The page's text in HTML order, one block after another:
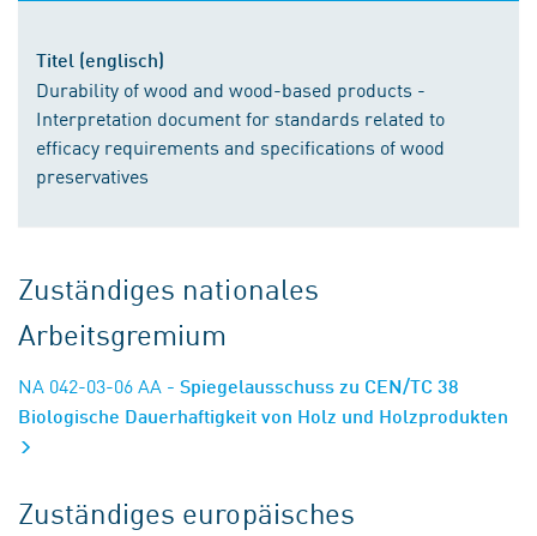
Titel (englisch)
Durability of wood and wood-based products -
Interpretation document for standards related to
efficacy requirements and specifications of wood
preservatives
Zuständiges nationales
Arbeitsgremium
NA 042-03-06 AA - Spiegelausschuss zu CEN/TC 38
Biologische Dauerhaftigkeit von Holz und Holzprodukten
Zuständiges europäisches